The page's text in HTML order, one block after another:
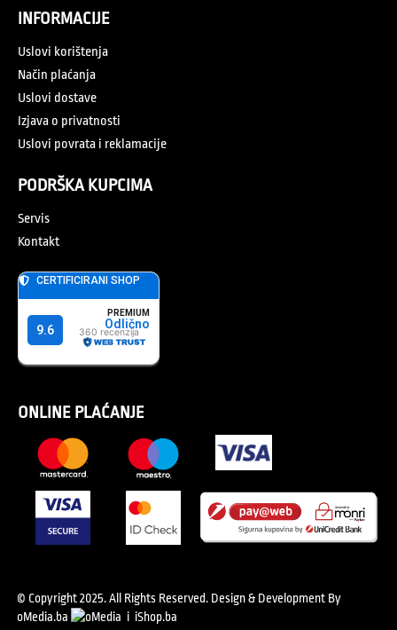
INFORMACIJE
Uslovi korištenja
Način plaćanja
Uslovi dostave
Izjava o privatnosti
Uslovi povrata i reklamacije
PODRŠKA KUPCIMA
Servis
Kontakt
ONLINE PLAĆANJE
© Copyright 2025. All Rights Reserved. Design & Development By
oMedia.ba
i iShop.ba